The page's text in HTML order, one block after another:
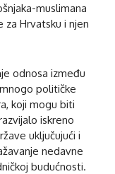
muslimana
za Hrvatsku i njen
odnosa između
političke
koji mogu biti
iskreno
uključujući i
nedavne
budućnosti.